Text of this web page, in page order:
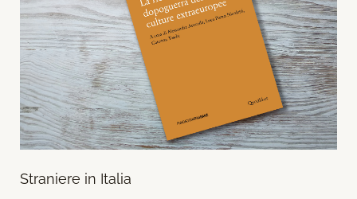
Straniere in Italia